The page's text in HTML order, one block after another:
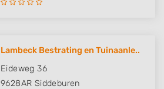
Lambeck Bestrating en Tuinaanle..
Eideweg 36
9628AR Siddeburen